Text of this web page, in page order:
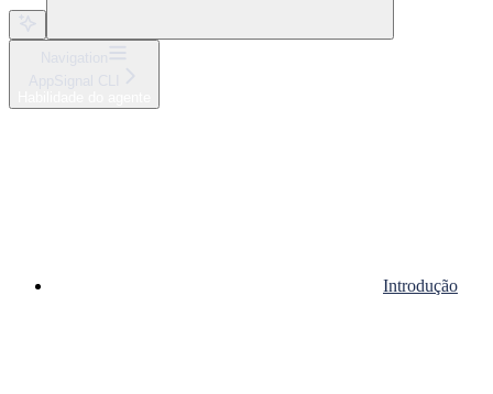
Introdução